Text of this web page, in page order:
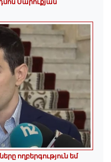
Մարուքյան
ողբերգություն եմ